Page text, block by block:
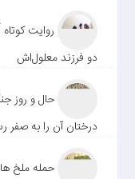
روایت
دو فرزند معلول‌اش
حال و روز
درختان آن را به
حمله ملخ